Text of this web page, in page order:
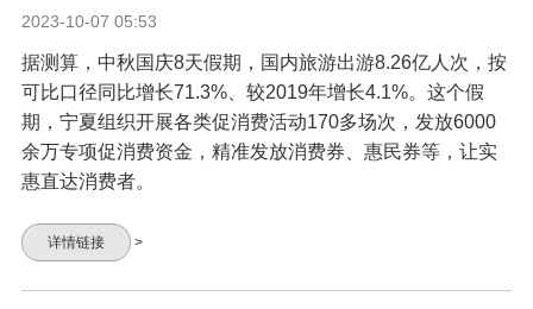
2023-10-07 05:53
据测算，中秋国庆8天假期，国内旅游出游8.26亿人次，按
可比口径同比增长71.3%、较2019年增长4.1%。这个假
期，宁夏组织开展各类促消费活动170多场次，发放6000
余万专项促消费资金，精准发放消费券、惠民券等，让实
惠直达消费者。
详情链接 >